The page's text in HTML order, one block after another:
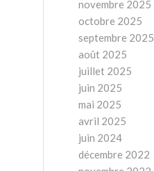
novembre 2025
octobre 2025
septembre 2025
août 2025
juillet 2025
juin 2025
mai 2025
avril 2025
juin 2024
décembre 2022